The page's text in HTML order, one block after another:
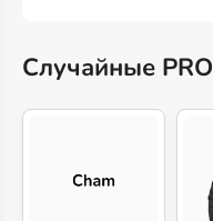
Случайные